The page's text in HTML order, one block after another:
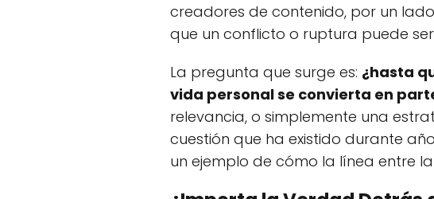
creadores de contenido, por un
que un conflicto o ruptura puede
La pregunta que surge es: ¿hasta
vida personal se convierta en
relevancia, o simplemente una
cuestión que ha existido durante
un ejemplo de cómo la línea entre